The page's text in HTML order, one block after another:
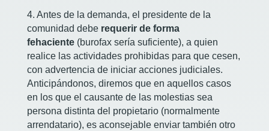
4. Antes de la demanda, el presidente de la
comunidad deberequerir de forma
fehaciente(burofax sería suficiente), a quien
realice las actividades prohibidas para que cesen,
con advertencia de iniciar acciones judiciales.
Anticipándonos, diremos que en aquellos casos
en los que el causante de las molestias sea
persona distinta del propietario (normalmente
arrendatario), es aconsejable enviar también otro